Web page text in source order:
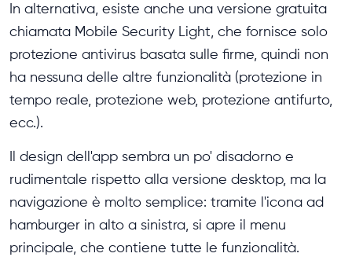
In alternativa, esiste anche una versione gratuita
chiamata Mobile Security Light, che fornisce solo
protezione antivirus basata sulle firme, quindi non
ha nessuna delle altre funzionalità (protezione in
tempo reale, protezione web, protezione antifurto,
ecc.).
Il design dell'app sembra un po' disadorno e
rudimentale rispetto alla versione desktop, ma la
navigazione è molto semplice: tramite l'icona ad
hamburger in alto a sinistra, si apre il menu
principale, che contiene tutte le funzionalità.